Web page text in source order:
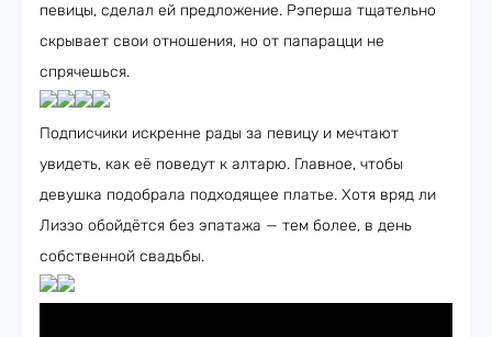
певицы, сделал ей предложение. Рэперша тщательно
скрывает свои отношения, но от папарацци не
спрячешься.
Подписчики искренне рады за певицу и мечтают
увидеть, как её поведут к алтарю. Главное, чтобы
девушка подобрала подходящее платье. Хотя вряд ли
Лиззо обойдётся без эпатажа — тем более, в день
собственной свадьбы.